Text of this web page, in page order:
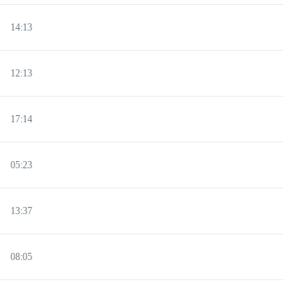
14:13
12:13
17:14
05:23
13:37
08:05